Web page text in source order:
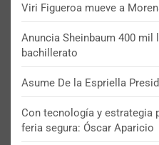
Viri Figueroa mueve a
Anuncia Sheinbaum 400 mil
bachillerato
Asume De la Espriella
Con tecnología y estrategia
feria segura: Óscar Aparicio